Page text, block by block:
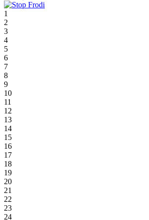
1
2
3
4
5
6
7
8
9
10
11
12
13
14
15
16
17
18
19
20
21
22
23
24